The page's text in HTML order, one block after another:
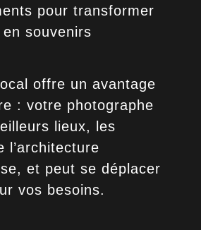
pour transformer
souvenirs
offre un avantage
: votre photographe
lieux, les
l’architecture
et peut se déplacer
vos besoins.